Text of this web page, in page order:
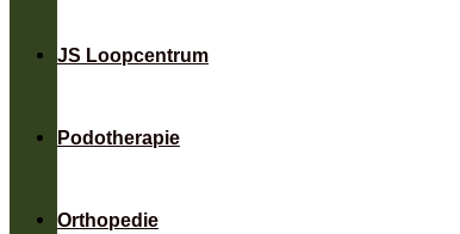
JS Loopcentrum
Podotherapie
Orthopedie